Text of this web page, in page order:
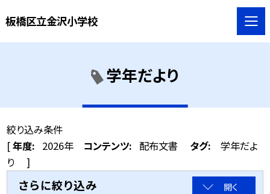
板橋区立金沢小学校
学年だより
絞り込み条件
[年度: 2026年 コンテンツ: 配布文書 タグ:
学年だよ
り
]
さらに絞り込み 開く